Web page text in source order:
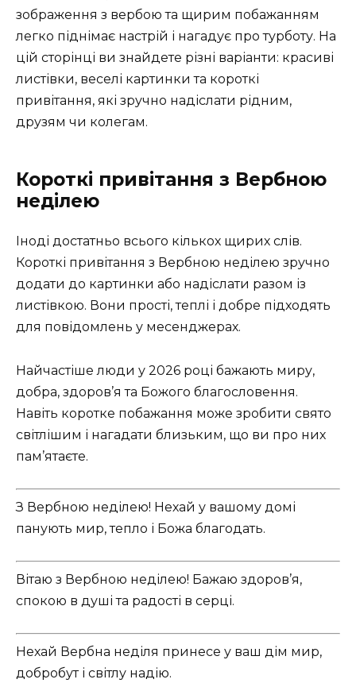
зображення з вербою та щирим побажанням
легко піднімає настрій і нагадує про турботу. На
цій сторінці ви знайдете різні варіанти: красиві
листівки, веселі картинки та короткі
привітання, які зручно надіслати рідним,
друзям чи колегам.
Короткі привітання з Вербною
неділею
Іноді достатньо всього кількох щирих слів.
Короткі привітання з Вербною неділею зручно
додати до картинки або надіслати разом із
листівкою. Вони прості, теплі і добре підходять
для повідомлень у месенджерах.
Найчастіше люди у 2026 році бажають миру,
добра, здоров’я та Божого благословення.
Навіть коротке побажання може зробити свято
світлішим і нагадати близьким, що ви про них
пам’ятаєте.
З Вербною неділею! Нехай у вашому домі
панують мир, тепло і Божа благодать.
Вітаю з Вербною неділею! Бажаю здоров’я,
спокою в душі та радості в серці.
Нехай Вербна неділя принесе у ваш дім мир,
добробут і світлу надію.